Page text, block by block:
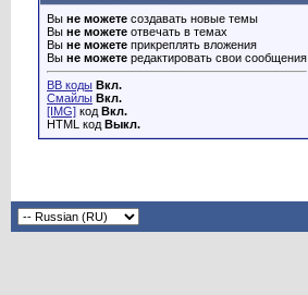
Вы не можете создавать новые темы
Вы не можете отвечать в темах
Вы не можете прикреплять вложения
Вы не можете редактировать свои сообщения
BB коды Вкл.
Смайлы Вкл.
[IMG] код Вкл.
HTML код Выкл.